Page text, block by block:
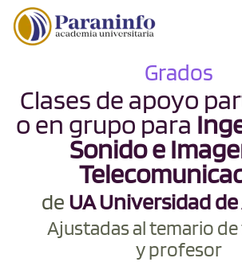
Grados
Clases de apoyo
o en grupo para
Sonido e
de UA Universidad
Ajustadas al temario
y profesor